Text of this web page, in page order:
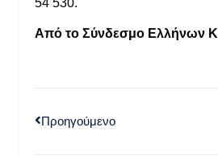
54 530.
Από το Σύνδεσμο Ελλήνων
Προηγούμενο